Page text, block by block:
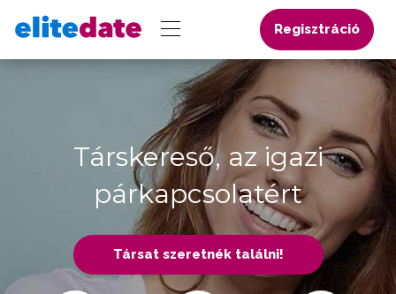
Regisztráció
Társkereső, az igazi
párkapcsolatért
Társat szeretnék találni!